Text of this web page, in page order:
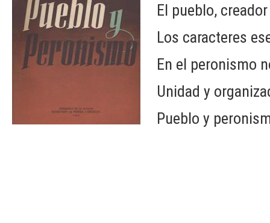
El pueblo,
Los caracteres
En el peronismo
Unidad y
Pueblo y